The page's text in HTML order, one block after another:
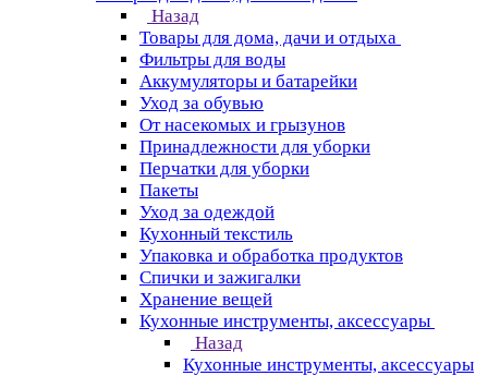
Назад
Товары для дома, дачи и отдыха
Фильтры для воды
Аккумуляторы и батарейки
Уход за обувью
От насекомых и грызунов
Принадлежности для уборки
Перчатки для уборки
Пакеты
Уход за одеждой
Кухонный текстиль
Упаковка и обработка продуктов
Спички и зажигалки
Хранение вещей
Кухонные инструменты, аксессуары
Назад
Кухонные инструменты, аксессуары